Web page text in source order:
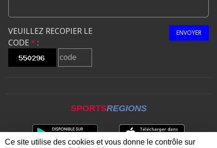
VEUILLEZ RECOPIER LE
CODE * :
ENVOYER
SPORTSREGIONS
Ce site utilise des cookies et vous donne le contrôle sur